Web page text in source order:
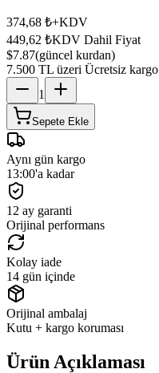
374,68 ₺+KDV
449,62 ₺KDV Dahil Fiyat
$7.87(güncel kurdan)
7.500 TL üzeri Ücretsiz kargo
1
Sepete Ekle
Aynı gün kargo
13:00'a kadar
12 ay garanti
Orijinal performans
Kolay iade
14 gün içinde
Orijinal ambalaj
Kutu + kargo koruması
Ürün Açıklaması